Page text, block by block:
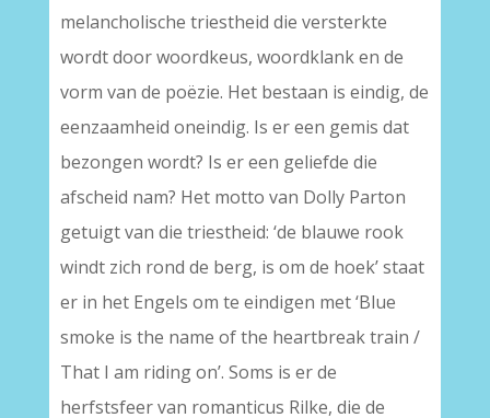
melancholische triestheid die versterkte
wordt door woordkeus, woordklank en de
vorm van de poëzie. Het bestaan is eindig, de
eenzaamheid oneindig. Is er een gemis dat
bezongen wordt? Is er een geliefde die
afscheid nam? Het motto van Dolly Parton
getuigt van die triestheid: ‘de blauwe rook
windt zich rond de berg, is om de hoek’ staat
er in het Engels om te eindigen met ‘Blue
smoke is the name of the heartbreak train /
That I am riding on’. Soms is er de
herfstsfeer van romanticus Rilke, die de